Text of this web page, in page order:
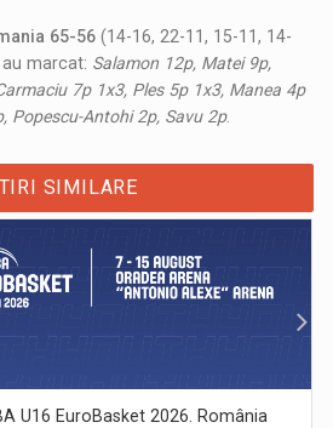
65-56 (14-16, 22-11, 15-11, 14-
marcat: Salamon 12p, Matei 9p,
7p 1x3, Ples 5p 1x3, Manea 4p
Popescu-Antohi 2p, Savu 2p.
SIMILARE
U16 EuroBasket 2026. România